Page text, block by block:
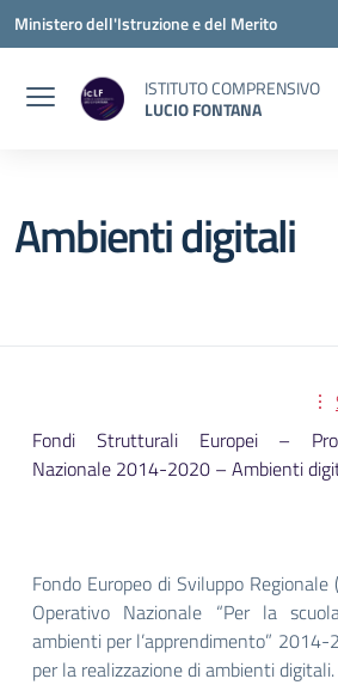
Vai ai contenuti
Vai al menu di navigazione
Vai al footer
Ministero dell'Istruzione e del Merito
ISTITUTO COMPRENSIVO
LUCIO FONTANA
Ambienti digitali
Fondi Strutturali Europei –
Nazionale 2014-2020 – Ambienti
Fondo Europeo di Sviluppo Regionale
Operativo Nazionale “Per la
ambienti per l’apprendimento” 2014-
per la realizzazione di ambienti digitali.